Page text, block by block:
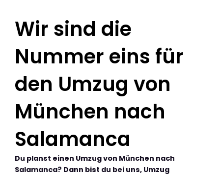
Wir sind die
Nummer eins für
den Umzug von
München nach
Salamanca
Du planst einen Umzug von München nach
Salamanca? Dann bist du bei uns, Umzug